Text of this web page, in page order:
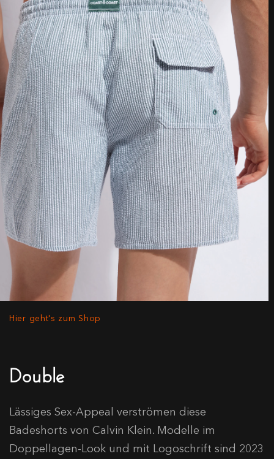
Hier geht's zum Shop
Double
Lässiges Sex-Appeal verströmen diese
Badeshorts von Calvin Klein. Modelle im
Doppellagen-Look und mit Logoschrift sind 2023